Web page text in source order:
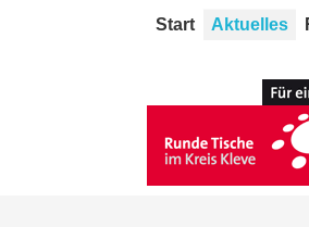
Start Aktuelles